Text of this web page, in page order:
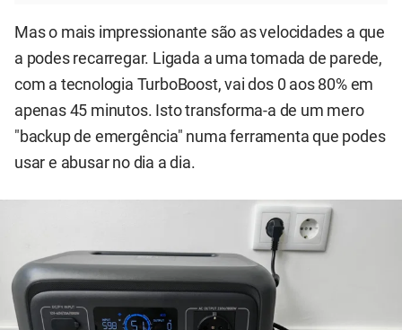
Mas o mais impressionante são as velocidades a que
a podes recarregar. Ligada a uma tomada de parede,
com a tecnologia TurboBoost, vai dos 0 aos 80% em
apenas 45 minutos. Isto transforma-a de um mero
"backup de emergência" numa ferramenta que podes
usar e abusar no dia a dia.